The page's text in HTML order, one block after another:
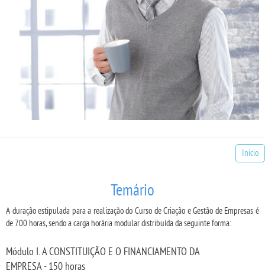
Inicio
Temário
A duração estipulada para a realização do Curso de Criação e Gestão de Empresas é
de 700 horas, sendo a carga horária modular distribuída da seguinte forma:
Módulo I. A CONSTITUIÇÃO E O FINANCIAMENTO DA
EMPRESA - 150 horas